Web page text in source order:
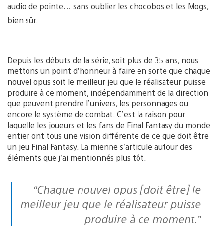
audio de pointe… sans oublier les chocobos et les Mogs,
bien sûr.
Depuis les débuts de la série, soit plus de 35 ans, nous
mettons un point d’honneur à faire en sorte que chaque
nouvel opus soit le meilleur jeu que le réalisateur puisse
produire à ce moment, indépendamment de la direction
que peuvent prendre l’univers, les personnages ou
encore le système de combat. C’est la raison pour
laquelle les joueurs et les fans de Final Fantasy du monde
entier ont tous une vision différente de ce que doit être
un jeu Final Fantasy. La mienne s’articule autour des
éléments que j’ai mentionnés plus tôt.
“Chaque nouvel opus [doit être] le
meilleur jeu que le réalisateur puisse
produire à ce moment.”